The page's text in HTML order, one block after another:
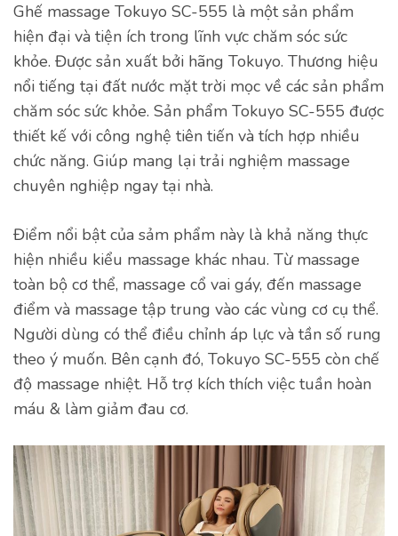
Ghế massage Tokuyo SC-555 là một sản phẩm
hiện đại và tiện ích trong lĩnh vực chăm sóc sức
khỏe. Được sản xuất bởi hãng Tokuyo. Thương hiệu
nổi tiếng tại đất nước mặt trời mọc về các sản phẩm
chăm sóc sức khỏe. Sản phẩm Tokuyo SC-555 được
thiết kế với công nghệ tiên tiến và tích hợp nhiều
chức năng. Giúp mang lại trải nghiệm massage
chuyên nghiệp ngay tại nhà.
Điểm nổi bật của sảm phẩm này là khả năng thực
hiện nhiều kiểu massage khác nhau. Từ massage
toàn bộ cơ thể, massage cổ vai gáy, đến massage
điểm và massage tập trung vào các vùng cơ cụ thể.
Người dùng có thể điều chỉnh áp lực và tần số rung
theo ý muốn. Bên cạnh đó, Tokuyo SC-555 còn chế
độ massage nhiệt. Hỗ trợ kích thích việc tuần hoàn
máu & làm giảm đau cơ.